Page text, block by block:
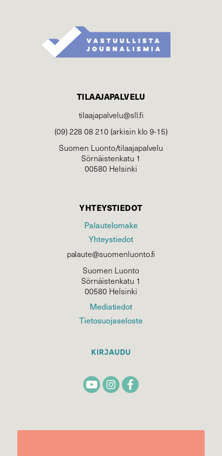
TILAAJAPALVELU
tilaajapalvelu@sll.fi
(09) 228 08 210 (arkisin klo 9-15)
Suomen Luonto/tilaajapalvelu
Sörnäistenkatu 1
00580 Helsinki
YHTEYSTIEDOT
Palautelomake
Yhteystiedot
palaute@suomenluonto.fi
Suomen Luonto
Sörnäistenkatu 1
00580 Helsinki
Mediatiedot
Tietosuojaseloste
KIRJAUDU